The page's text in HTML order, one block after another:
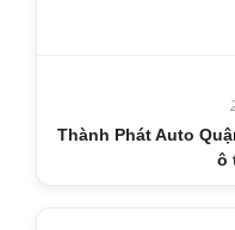
Thành Phát Auto
ô